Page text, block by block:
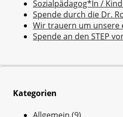
Sozialpädagog*In /
Spende durch die Dr.
Wir trauern um unsere
Spende an den STEP
Kategorien
Allgemein (9)